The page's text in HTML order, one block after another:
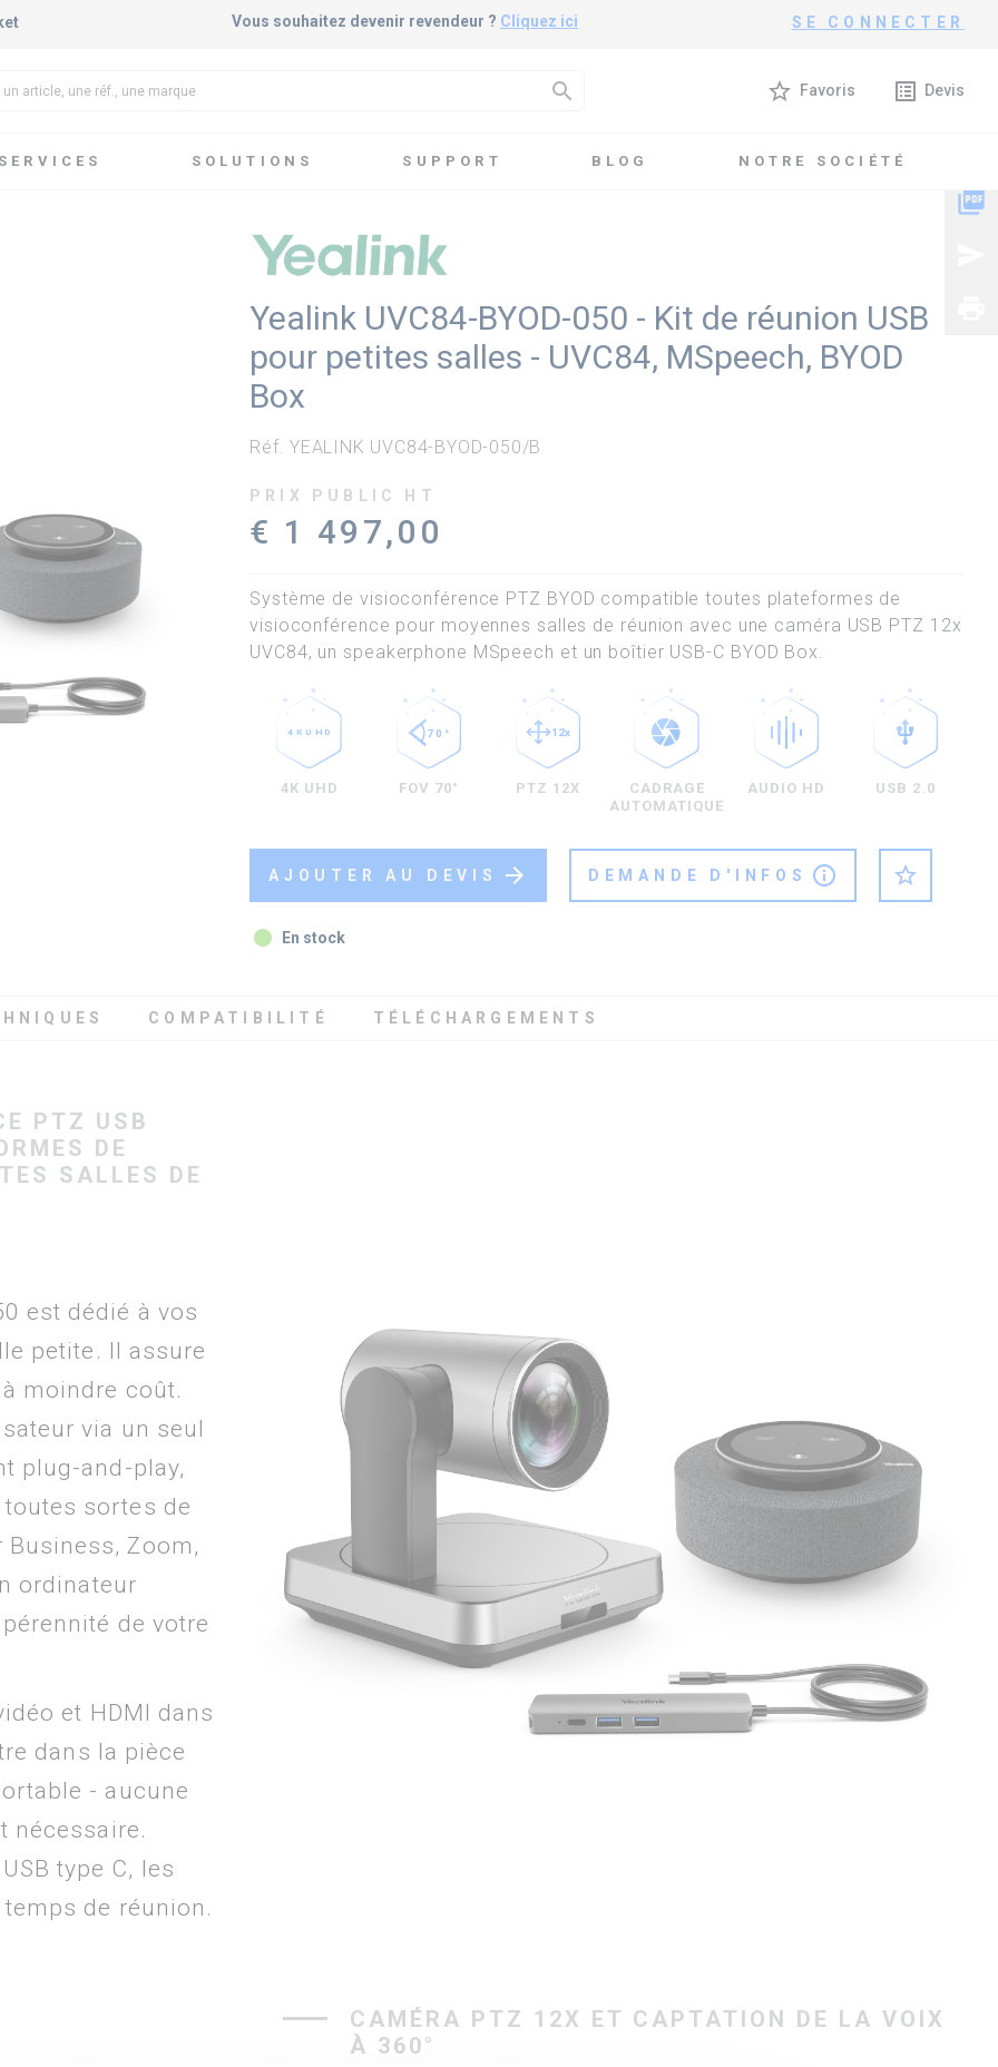
Vous souhaitez devenir revendeur ? Cliquez ici SE CONNECTER
search star_border Favoris list_alt Devis
SOLUTIONS SUPPORT BLOG NOTRE SOCIÉTÉ
Yealink UVC84-BYOD-050 - Kit de réunion USB
pour petites salles - UVC84, MSpeech, BYOD
Box
Réf. YEALINK UVC84-BYOD-050/B
PRIX PUBLIC HT
€ 1 497,00
Système de visioconférence PTZ BYOD compatible toutes plateformes de
visioconférence pour moyennes salles de réunion avec une caméra USB PTZ 12x
UVC84, un speakerphone MSpeech et un boîtier USB-C BYOD Box.
4K UHD FOV 70° PTZ 12X
CADRAGE
AUTOMATIQUE
AUDIO HD USB 2.0
AJOUTER AU DEVIS arrow_forward DEMANDE D'INFOS info_outline star_outline
fiber_manual_record En stock
COMPATIBILITÉ TÉLÉCHARGEMENTS
PTZ USB
DE
SALLES DE
est dédié à vos
petite. Il assure
moindre coût.
via un seul
plug-and-play,
sortes de
Business, Zoom,
ordinateur
de votre
et HDMI dans
dans la pièce
- aucune
nécessaire.
type C, les
de réunion.
CAMÉRA PTZ 12X ET CAPTATION DE LA VOIX
À 360°
picture_as_pdf